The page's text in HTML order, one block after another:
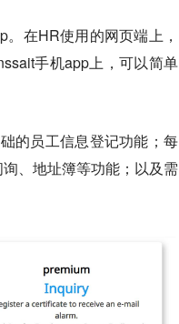
在HR使用的网页端上，
手机app上，可以简单
的员工信息登记功能；每
、地址簿等功能；以及需